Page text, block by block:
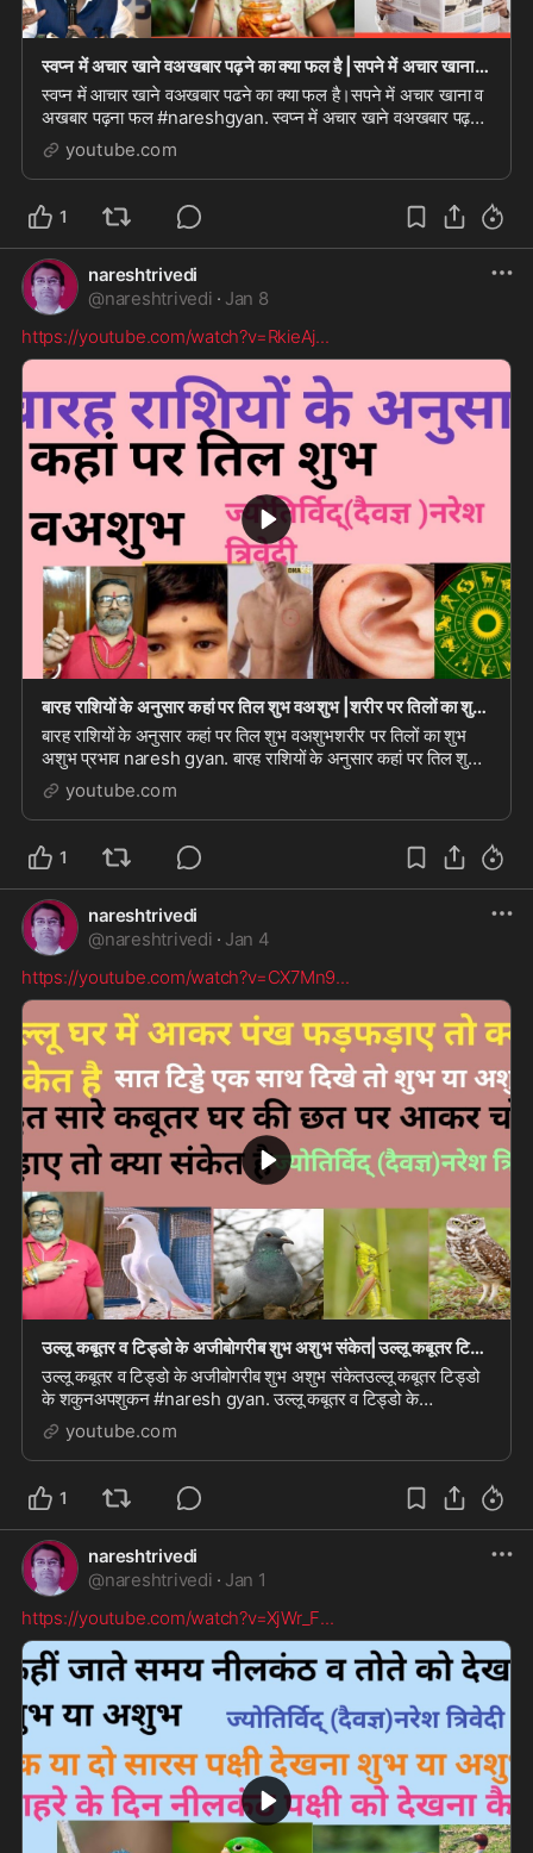
स्वप्न में अचार खाने वअखबार पढ़ने का क्या फल है |सपने में अचार खाना व अखबार पढ़ना फल |#naresh g
स्वप्न में आचार खाने वअखबार पढने का क्या फल है।सपने में अचार खाना व
अखबार पढ़ना फल #nareshgyan. स्वप्न में अचार खाने वअखबार पढ़ने
का क्या फल है।सपने में अचार...
youtube.com
1
nareshtrivedi
@nareshtrivedi · Jan 8
https://youtube.com/watch?v=RkieAj...
बारह राशियों के अनुसार कहां पर तिल शुभ वअशुभ |शरीर पर तिलों का शुभ अशुभ प्रभाव|#naresh gyan
बारह राशियों के अनुसार कहां पर तिल शुभ वअशुभशरीर पर तिलों का शुभ
अशुभ प्रभाव naresh gyan. बारह राशियों के अनुसार कहां पर तिल शुभ
वअशुभशरीर पर तिलों का शुभ अश...
youtube.com
1
nareshtrivedi
@nareshtrivedi · Jan 4
https://youtube.com/watch?v=CX7Mn9...
उल्लू कबूतर व टिड्डो के अजीबोगरीब शुभ अशुभ संकेत|उल्लू कबूतर टिड्डो के शकुनअपशुकन|#naresh gyan
उल्लू कबूतर व टिड्डो के अजीबोगरीब शुभ अशुभ संकेतउल्लू कबूतर टिड्डो
के शकुनअपशुकन #naresh gyan. उल्लू कबूतर व टिड्डो के
अजीबोगरीब शुभ अशुभ संकेतउल्लू कबूतर ट...
youtube.com
1
nareshtrivedi
@nareshtrivedi · Jan 1
https://youtube.com/watch?v=XjWr_F...